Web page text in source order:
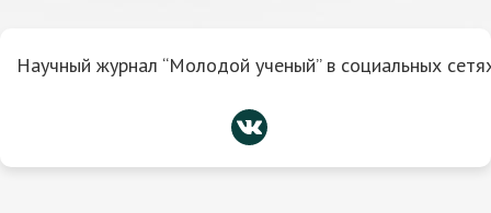
Научный журнал “Молодой ученый” в социальных